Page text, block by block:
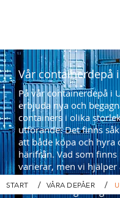
Vår containerdepå
På vår containerdepå i
erbjuda nya och
containers i olika
utförande. Det finns
att både köpa och hyra
härifrån. Vad som finns
varierar, men vi
finna rätt i
en bra lösning åt dig.
START / VÅRA DEPÅER /